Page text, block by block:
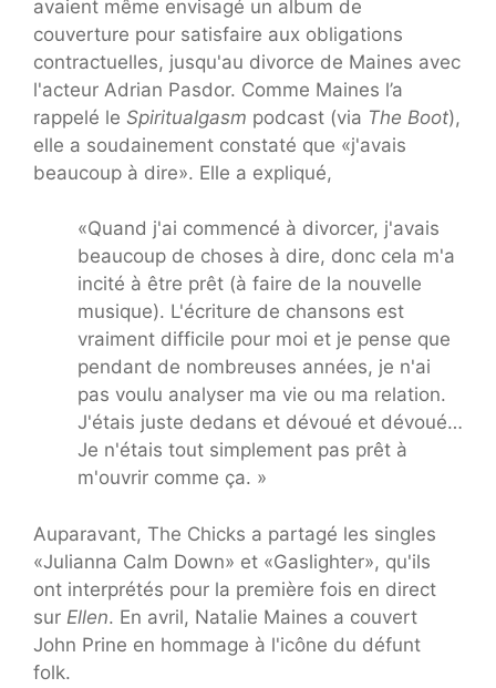
avaient même envisagé un album de
couverture pour satisfaire aux obligations
contractuelles, jusqu'au divorce de Maines avec
l'acteur Adrian Pasdor. Comme Maines l’a
rappelé le Spiritualgasm podcast (via The Boot),
elle a soudainement constaté que «j'avais
beaucoup à dire». Elle a expliqué,
«Quand j'ai commencé à divorcer, j'avais
beaucoup de choses à dire, donc cela m'a
incité à être prêt (à faire de la nouvelle
musique). L'écriture de chansons est
vraiment difficile pour moi et je pense que
pendant de nombreuses années, je n'ai
pas voulu analyser ma vie ou ma relation.
J'étais juste dedans et dévoué et dévoué…
Je n'étais tout simplement pas prêt à
m'ouvrir comme ça. »
Auparavant, The Chicks a partagé les singles
«Julianna Calm Down» et «Gaslighter», qu'ils
ont interprétés pour la première fois en direct
sur Ellen. En avril, Natalie Maines a couvert
John Prine en hommage à l'icône du défunt
folk.